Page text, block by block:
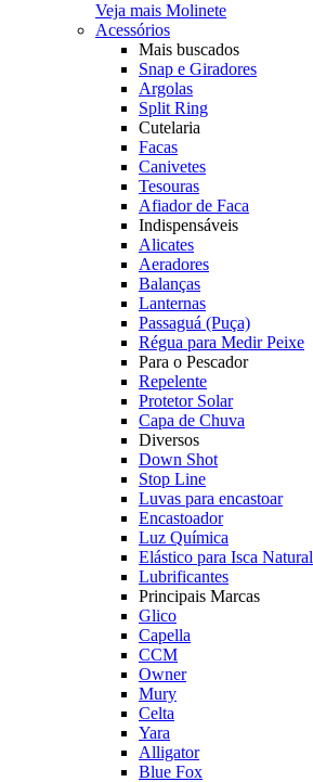
Veja mais Molinete
Acessórios
Mais buscados
Snap e Giradores
Argolas
Split Ring
Cutelaria
Facas
Canivetes
Tesouras
Afiador de Faca
Indispensáveis
Alicates
Aeradores
Balanças
Lanternas
Passaguá (Puça)
Régua para Medir Peixe
Para o Pescador
Repelente
Protetor Solar
Capa de Chuva
Diversos
Down Shot
Stop Line
Luvas para encastoar
Encastoador
Luz Química
Elástico para Isca Natural
Lubrificantes
Principais Marcas
Glico
Capella
CCM
Owner
Mury
Celta
Yara
Alligator
Blue Fox